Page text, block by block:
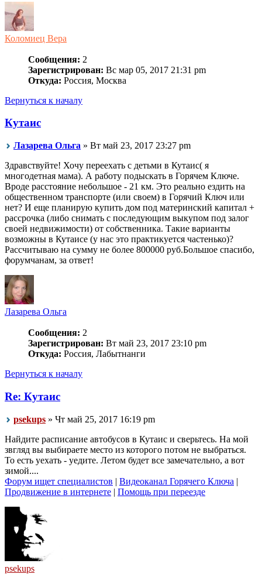
Коломиец Вера
Сообщения: 2
Зарегистрирован: Вс мар 05, 2017 21:31 pm
Откуда: Россия, Москва
Вернуться к началу
Кутаис
Лазарева Ольга » Вт май 23, 2017 23:27 pm
Здравствуйте! Хочу переехать с детьми в Кутаис( я
многодетная мама). А работу подыскать в Горячем Ключе.
Вроде расстояние небольшое - 21 км. Это реально ездить на
общественном транспорте (или своем) в Горячий Ключ или
нет? И еще планирую купить дом под материнский капитал +
рассрочка (либо снимать с последующим выкупом под залог
своей недвижимости) от собственника. Такие варианты
возможны в Кутаисе (у нас это практикуется частенько)?
Рассчитываю на сумму не более 800000 руб.Большое спасибо,
форумчанам, за ответ!
Лазарева Ольга
Сообщения: 2
Зарегистрирован: Вт май 23, 2017 23:10 pm
Откуда: Россия, Лабытнанги
Вернуться к началу
Re: Кутаис
psekups » Чт май 25, 2017 16:19 pm
Найдите расписание автобусов в Кутаис и сверьтесь. На мой
звгляд вы выбираете место из которого потом не выбраться.
То есть уехать - уедите. Летом будет все замечательно, а вот
зимой....
Форум ищет специалистов | Видеоканал Горячего Ключа |
Продвижение в интернете | Помощь при переезде
psekups